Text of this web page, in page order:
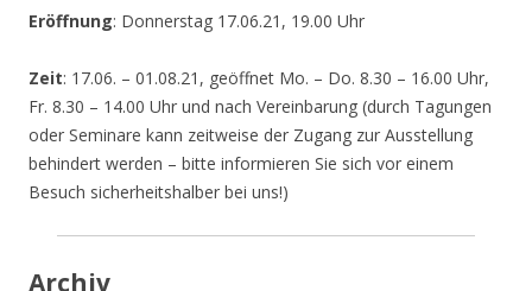
Eröffnung: Donnerstag 17.06.21, 19.00 Uhr
Zeit: 17.06. – 01.08.21, geöffnet Mo. – Do. 8.30 – 16.00 Uhr,
Fr. 8.30 – 14.00 Uhr und nach Vereinbarung (durch Tagungen
oder Seminare kann zeitweise der Zugang zur Ausstellung
behindert werden – bitte informieren Sie sich vor einem
Besuch sicherheitshalber bei uns!)
Archiv